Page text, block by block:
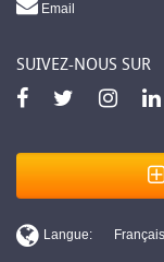
Email
SUIVEZ-NOUS SUR